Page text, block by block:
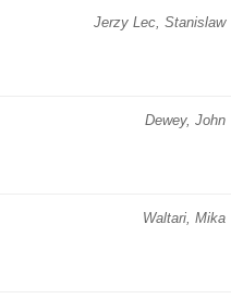
Jerzy Lec, Stanislaw
Dewey, John
Waltari, Mika